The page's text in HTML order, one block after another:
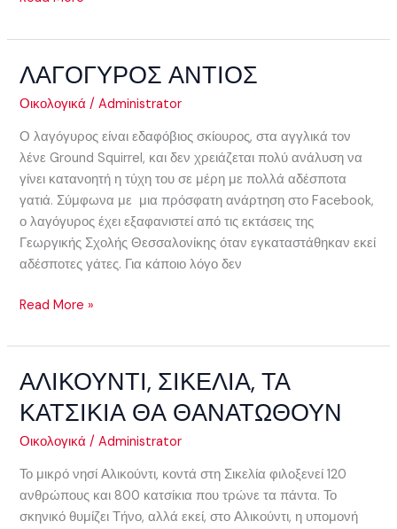
ΛΑΓΟΓΥΡΟΣ ΑΝΤΙΟΣ
Οικολογικά /Administrator
Ο λαγόγυρος είναι εδαφόβιος σκίουρος, στα αγγλικά τον
λένε Ground Squirrel, και δεν χρειάζεται πολύ ανάλυση να
γίνει κατανοητή η τύχη του σε μέρη με πολλά αδέσποτα
γατιά. Σύμφωνα με μια πρόσφατη ανάρτηση στο Facebook,
ο λαγόγυρος έχει εξαφανιστεί από τις εκτάσεις της
Γεωργικής Σχολής Θεσσαλονίκης όταν εγκαταστάθηκαν εκεί
αδέσποτες γάτες. Για κάποιο λόγο δεν
ΛΑΓΟΓΥΡΟΣ
Read More »
ΑΛΙΚΟΥΝΤΙ, ΣΙΚΕΛΙΑ, ΤΑ
ΚΑΤΣΙΚΙΑ ΘΑ ΘΑΝΑΤΩΘΟΥΝ
Οικολογικά /Administrator
Το μικρό νησί Αλικούντι, κοντά στη Σικελία φιλοξενεί 120
ανθρώπους και 800 κατσίκια που τρώνε τα πάντα. Το
σκηνικό θυμίζει Τήνο, αλλά εκεί, στο Αλικούντι, η υπομονή
ΑΛΙΚΟΥΝΤΙ,
ΤΑ
ΚΑΤΣΙΚΙΑ
ΘΑΝΑΤΩΘΟΥΝ